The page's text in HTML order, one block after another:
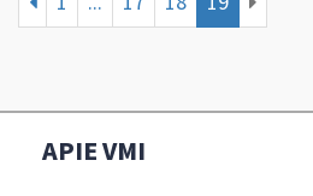
APIE VMI